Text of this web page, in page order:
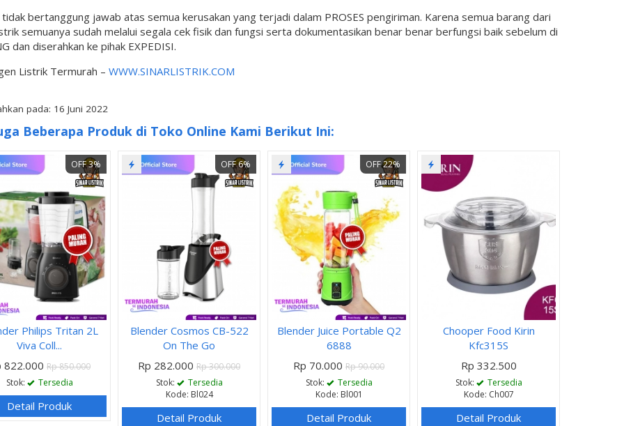
tidak bertanggung jawab atas semua kerusakan yang terjadi dalam PROSES pengiriman. Karena semua barang dari
semuanya sudah melalui segala cek fisik dan fungsi serta dokumentasikan benar benar berfungsi baik sebelum di
dan diserahkan ke pihak EXPEDISI.
Listrik Termurah – WWW.SINARLISTRIK.COM
pada: 16 Juni 2022
Beberapa Produk di Toko Online Kami Berikut Ini:
OFF 3%
Philips Tritan 2L
Viva Coll...
822.000 Rp 850.000
Stok:
Tersedia
Detail Produk
OFF 6%
Blender Cosmos CB-522
On The Go
Rp 282.000 Rp 300.000
Stok:
Tersedia
Kode: Bl024
Detail Produk
OFF 22%
Blender Juice Portable Q2
6888
Rp 70.000 Rp 90.000
Stok:
Tersedia
Kode: Bl001
Detail Produk
Chooper Food Kirin
Kfc315S
Rp 332.500
Stok:
Tersedia
Kode: Ch007
Detail Produk